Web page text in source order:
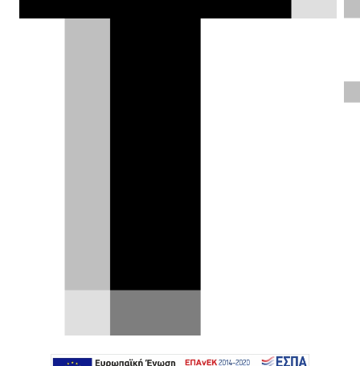
χρηματοδοτήσει το εν λόγω πρότζεκτ.